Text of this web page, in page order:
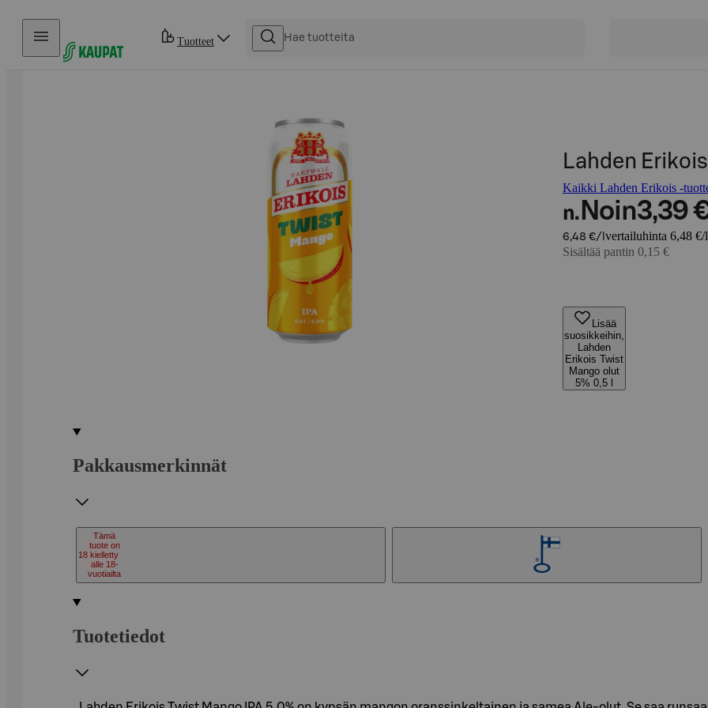
Hyppää sisältöön
Tuotteet
Lahden
Kaikki Lahden Erikois -
n. Noin3,39
6,48 €/l vertailuhinta 6,48 €/l
Sisältää pantin 0,15 €
Lisää
suosikkeihin,
Lahden
Erikois Twist
Mango olut
5% 0,5 l
Pakkausmerkinnät
18
Tämä
tuote on
kielletty
alle 18-
vuotiailta
Tuotetiedot